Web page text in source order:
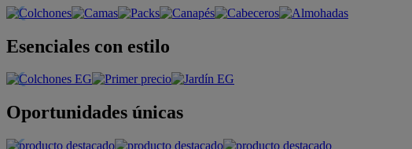
Esenciales con estilo
Oportunidades únicas